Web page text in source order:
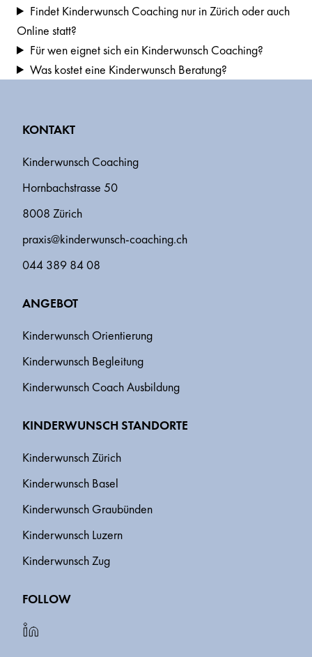
Findet Kinderwunsch Coaching nur in Zürich oder auch
Online statt?
Für wen eignet sich ein Kinderwunsch Coaching?
Was kostet eine Kinderwunsch Beratung?
KONTAKT
Kinderwunsch Coaching
Hornbachstrasse 50
8008 Zürich
praxis@kinderwunsch-coaching.ch
044 389 84 08
ANGEBOT
Kinderwunsch Orientierung
Kinderwunsch Begleitung
Kinderwunsch Coach Ausbildung
KINDERWUNSCH STANDORTE
Kinderwunsch Zürich
Kinderwunsch Basel
Kinderwunsch Graubünden
Kinderwunsch Luzern
Kinderwunsch Zug
FOLLOW